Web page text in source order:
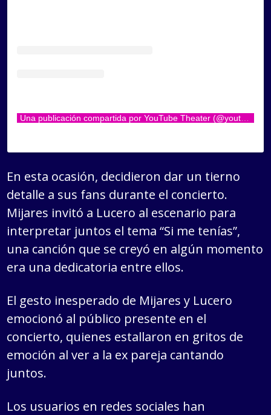
En esta ocasión, decidieron dar un tierno
detalle a sus fans durante el concierto.
Mijares invitó a Lucero al escenario para
interpretar juntos el tema “Si me tenías”,
una canción que se creyó en algún momento
era una dedicatoria entre ellos.
El gesto inesperado de Mijares y Lucero
emocionó al público presente en el
concierto, quienes estallaron en gritos de
emoción al ver a la ex pareja cantando
juntos.
Los usuarios en redes sociales han